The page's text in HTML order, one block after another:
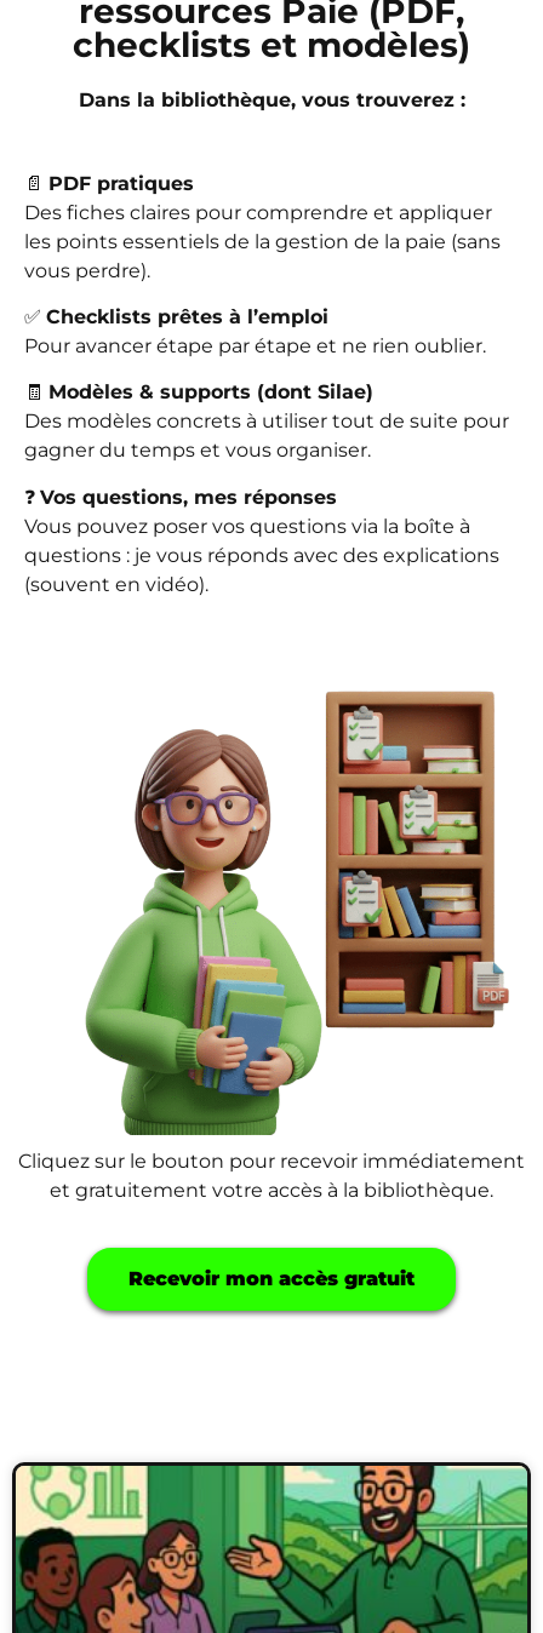
ressources Paie (PDF,
checklists et modèles)
Dans la bibliothèque, vous trouverez :
📄 PDF pratiques
Des fiches claires pour comprendre et appliquer
les points essentiels de la gestion de la paie (sans
vous perdre).
✅ Checklists prêtes à l’emploi
Pour avancer étape par étape et ne rien oublier.
🧾 Modèles & supports (dont Silae)
Des modèles concrets à utiliser tout de suite pour
gagner du temps et vous organiser.
❓ Vos questions, mes réponses
Vous pouvez poser vos questions via la boîte à
questions : je vous réponds avec des explications
(souvent en vidéo).
Cliquez sur le bouton pour recevoir immédiatement
et gratuitement votre accès à la bibliothèque.
Recevoir mon accès gratuit